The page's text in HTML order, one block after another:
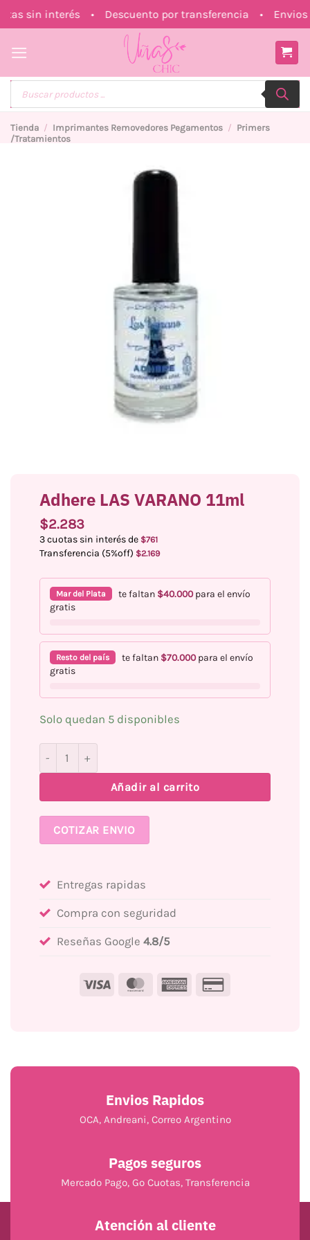
al
sin interés • Descuento por transferencia • Envios
Búsqueda
Tienda / Imprimantes Removedores Pegamentos / Primers
/Tratamientos
Adhere LAS VARANO 11ml
$2.283
3 cuotas sin interés de $761
Transferencia (5%off) $2.169
Mar del Plata te faltan $40.000para el envío
gratis
Resto del país te faltan $70.000para el envío
gratis
Solo quedan 5 disponibles
Añadir al carrito
COTIZAR ENVIO
Entregas rapidas
Compra con seguridad
Reseñas Google 4.8/5
Visa MasterCardAmerican
Envios Rapidos
OCA, Andreani, Correo Argentino
Pagos seguros
Mercado Pago, Go Cuotas, Transferencia
Atención al cliente